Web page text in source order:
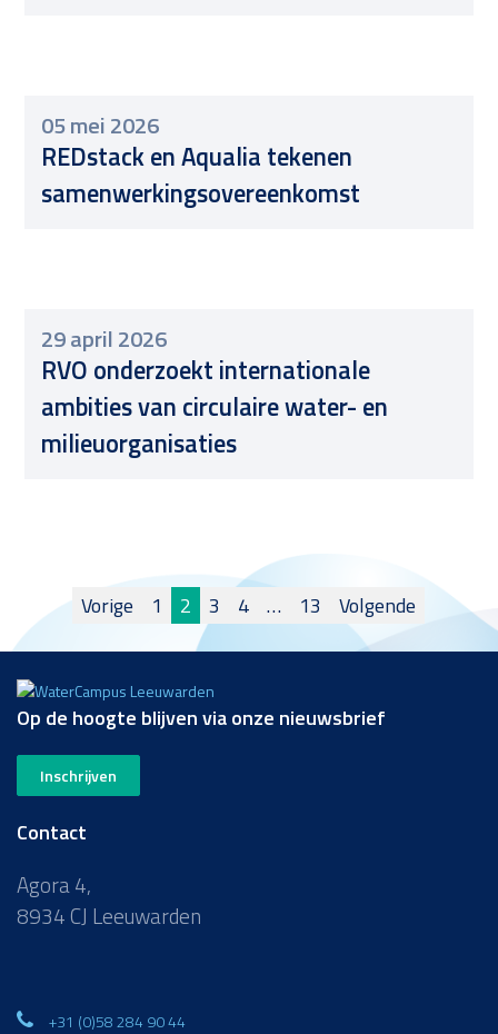
05 mei 2026
REDstack en Aqualia tekenen
samenwerkingsovereenkomst
29 april 2026
RVO onderzoekt internationale
ambities van circulaire water- en
milieuorganisaties
Berichten
paginering
Vorige 1 2 3 4 … 13 Volgende
Op de hoogte blijven via onze nieuwsbrief
Inschrijven
Contact
Agora 4,
8934 CJ Leeuwarden
+31 (0)58 284 90 44